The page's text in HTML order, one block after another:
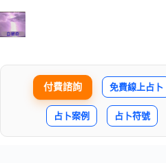
至
付費諮詢 免費線上占卜
占卜案例 占卜符號